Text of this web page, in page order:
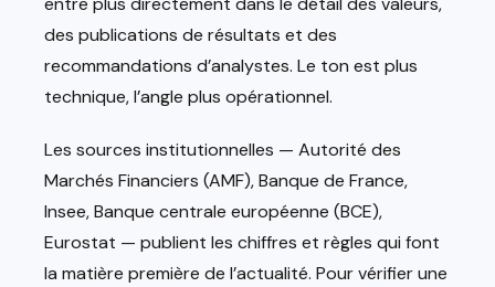
des publications de résultats et des
recommandations d’analystes. Le ton est plus
technique, l’angle plus opérationnel.
Les sources institutionnelles — Autorité des
Marchés Financiers (AMF), Banque de France,
Insee, Banque centrale européenne (BCE),
Eurostat — publient les chiffres et règles qui font
la matière première de l’actualité. Pour vérifier une